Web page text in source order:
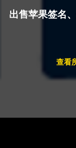
出售苹果签名
查看